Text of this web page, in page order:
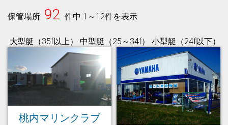
保管場所 92 件中 1～12件を表示
大型艇（35f以上） 中型艇（25～34f） 小型艇（24f以下）
桃内マリンクラブ